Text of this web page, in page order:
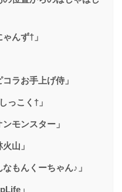
んず†」
ラお手上げ侍」
こく†」
モンスター」
山」
もんくーちゃん♪」
」